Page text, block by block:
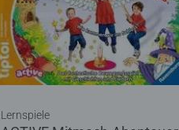
Lernspiele